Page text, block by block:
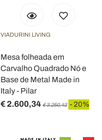
VIADURINI LIVING
Mesa folheada em
Carvalho Quadrado Nó e
Base de Metal Made in
Italy - Pilar
€ 2.600,34 € 3.250,43 - 20%